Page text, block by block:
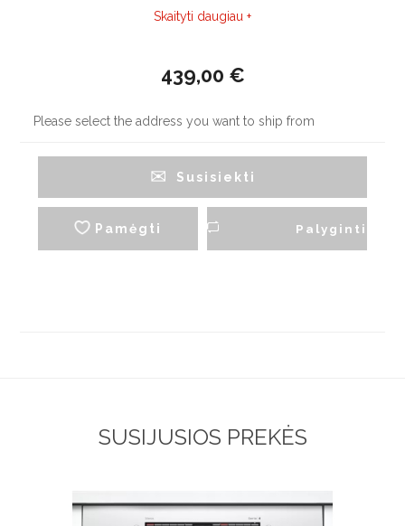
Džiovinimo klasė: A. Talpa: 12 indų komplektų. Home
Skaityti daugiau +
439,00 €
Please select the address you want to ship from
Pamėgti
Susisiekti
Palyginti
SUSIJUSIOS PREKĖS